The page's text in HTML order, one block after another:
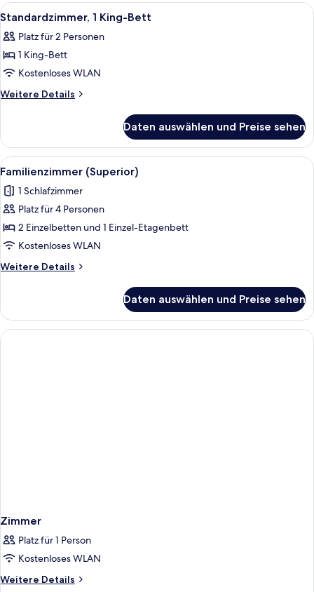
Alle
Fotos
für
Standardzimmer,
1 King-
Bett
Ein Hotelzimmer mit einem großen
5
Standardzimmer, 1 King-Bett
Platz für 2 Personen
1 King-Bett
Kostenloses WLAN
Weitere Details
Weitere
1 King-
Bett
Daten auswählen und Preise sehen
Alle
Fotos
für
Familienzimmer
(Superior)
anzeigen
Ein Hotelzimmer mit einem großen
5
Familienzimmer (Superior)
1 Schlafzimmer
Platz für 4 Personen
2 Einzelbetten und 1 Einzel-Etagenbett
Kostenloses WLAN
Weitere Details
Weitere
(Superior)
Daten auswählen und Preise sehen
Zimmer
Platz für 1 Person
Kostenloses WLAN
Weitere Details
Weitere